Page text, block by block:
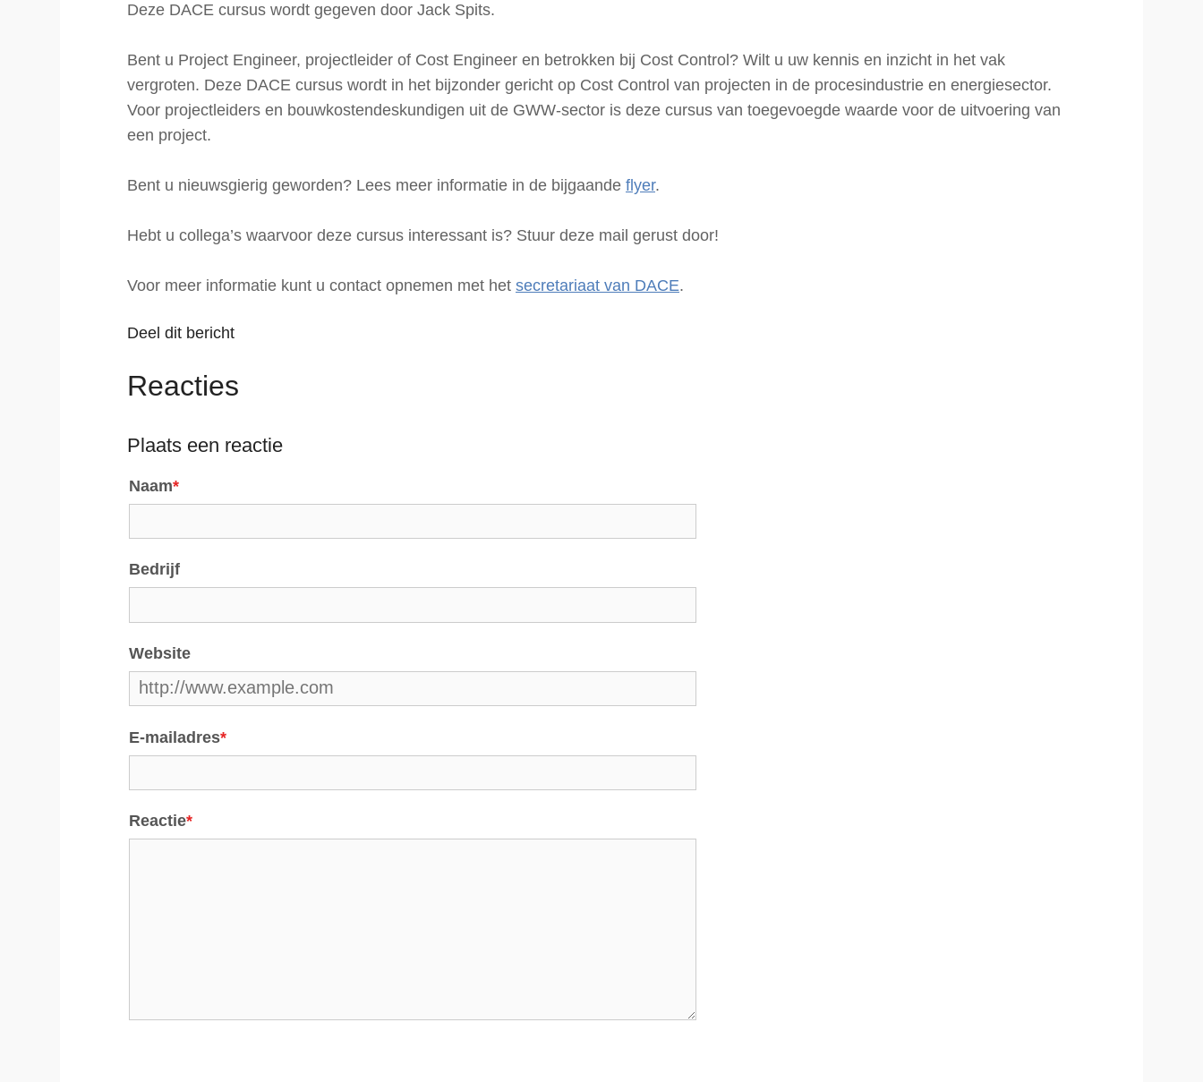
Deze DACE cursus wordt gegeven door Jack Spits.
Bent u Project Engineer, projectleider of Cost Engineer en betrokken bij Cost Control? Wilt u uw kennis en inzicht in het vak
vergroten. Deze DACE cursus wordt in het bijzonder gericht op Cost Control van projecten in de procesindustrie en energiesector.
Voor projectleiders en bouwkostendeskundigen uit de GWW-sector is deze cursus van toegevoegde waarde voor de uitvoering van
een project.
Bent u nieuwsgierig geworden? Lees meer informatie in de bijgaande flyer.
Hebt u collega’s waarvoor deze cursus interessant is? Stuur deze mail gerust door!
Voor meer informatie kunt u contact opnemen met het secretariaat van DACE.
Deel dit bericht
Reacties
Plaats een reactie
Naam*
Bedrijf
Website
E-mailadres*
Reactie*